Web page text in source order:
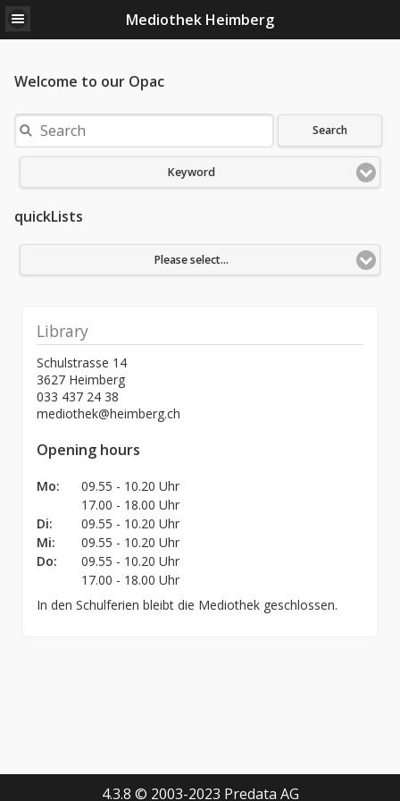
Mediothek Heimberg
Welcome to our Opac
Search
Keyword
quickLists
Please select...
Library
Schulstrasse 14
3627 Heimberg
033 437 24 38
mediothek@heimberg.ch
Opening hours
Mo:
09.55 - 10.20 Uhr
17.00 - 18.00 Uhr
Di:
09.55 - 10.20 Uhr
Mi:
09.55 - 10.20 Uhr
Do:
09.55 - 10.20 Uhr
17.00 - 18.00 Uhr
In den Schulferien bleibt die Mediothek geschlossen.
4.3.8 © 2003-2023 Predata AG